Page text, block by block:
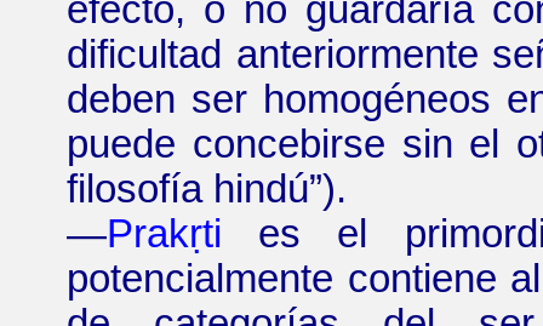
efecto, o no guardaría
dificultad anteriormente
deben ser homogéneos
puede concebirse sin el
filosofía hindú”).
—Prakṛti
es el
potencialmente contiene